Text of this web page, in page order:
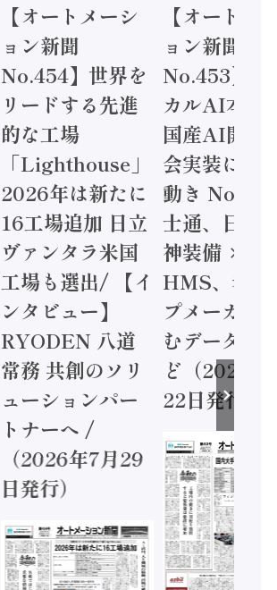
【オートメーシ
ョン新聞
No.454】世界を
リードする先進
的な工場
「Lighthouse」
2026年は新たに
16工場追加 日立
ヴァンタラ米国
工場も選出/ 【イ
ンタビュー】
RYODEN 八道
常務 共創のソリ
ューションパー
トナーへ /
（2026年7月29
日発行）
【オートメ
ョン新聞
No.453】フ
カルAI本格
国産AI開発
会実装に活
動き
士通、日立
神装備 ×
HMS、老舗
プメーカー
むデータ活
ど（2026年
22日発行）